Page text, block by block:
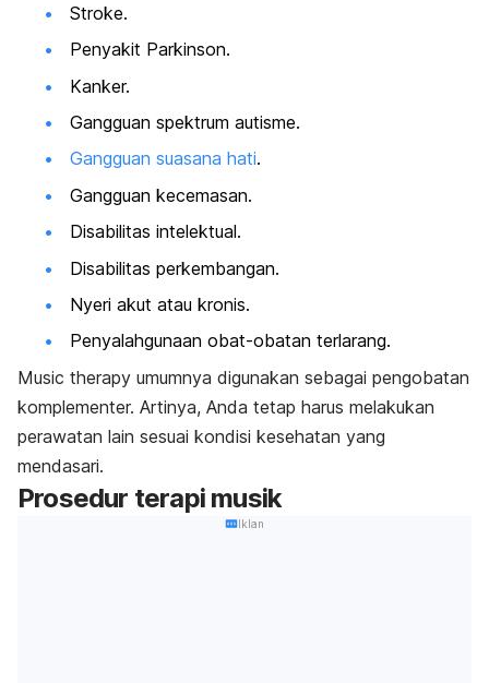
Stroke.
Penyakit Parkinson.
Kanker.
Gangguan spektrum autisme.
Gangguan suasana hati.
Gangguan kecemasan.
Disabilitas intelektual.
Disabilitas perkembangan.
Nyeri akut atau kronis.
Penyalahgunaan obat-obatan terlarang.
Music therapy umumnya digunakan sebagai pengobatan
komplementer. Artinya, Anda tetap harus melakukan
perawatan lain sesuai kondisi kesehatan yang
mendasari.
Prosedur terapi musik
Iklan